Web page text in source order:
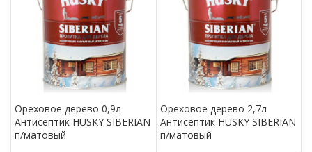
Ореховое дерево 0,9л
Антисептик HUSKY SIBERIAN
п/матовый
Ореховое дерево 2,7л
Антисептик HUSKY SIBERIAN
п/матовый